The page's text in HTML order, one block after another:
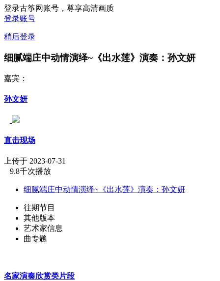
登录古筝网账号，尊享高清画质
登录账号
稍后登录
细腻端庄中动情演绎~《出水莲》演奏：孙文妍
嘉宾：
孙文妍
直击现场
上传于 2023-07-31
9.8千次播放
细腻端庄中动情演绎~《出水莲》演奏：孙文妍
往期节目
其他版本
艺术家信息
曲专题
名家演奏欣赏类片段